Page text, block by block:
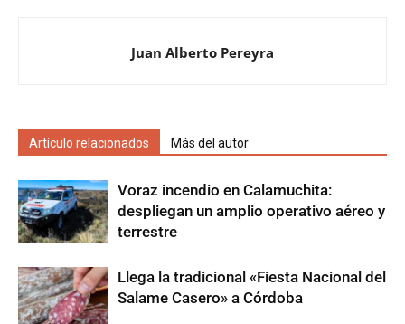
Juan Alberto Pereyra
Artículo relacionados Más del autor
Voraz incendio en Calamuchita:
despliegan un amplio operativo aéreo y
terrestre
Llega la tradicional «Fiesta Nacional del
Salame Casero» a Córdoba